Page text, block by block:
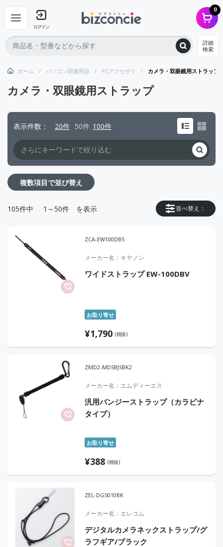
ログイン
0
詳細
検索
ホーム パソコン関連用品 PCアクセサリ カメラ・双眼鏡用ストラップ
カメラ・双眼鏡用ストラップ
表示件数 20件 50件 100件
複数項目で並び替え
並べ替え：
105件中 1～50件 を表示
ZCA-EW100DB5
メーカー名 キヤノン
ワイドストラップ EW-100DBV
お取り寄せ
¥1,790 (税抜)
ZMD2-MDSBJSBK2
メーカー名 エムディーエス
汎用バンジーストラップ（カラビナ
タイプ）
お取り寄せ
¥388 (税抜)
ZEL-DGS010BK
メーカー名 エレコム
デジタルカメラネックストラップ/グ
ラフギア/ブラック